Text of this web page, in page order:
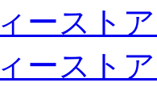
ースト
ースト